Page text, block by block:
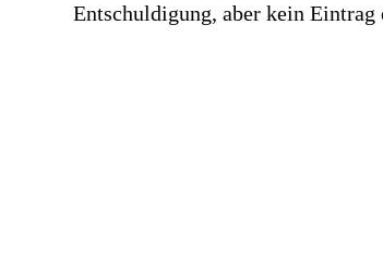
Entschuldigung, aber kein